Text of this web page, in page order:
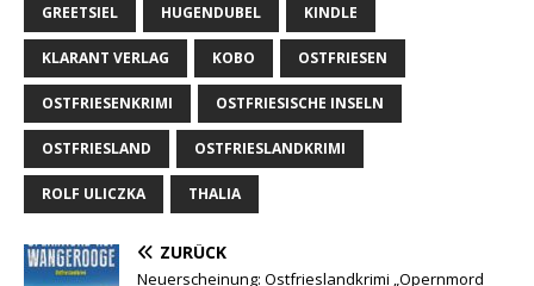
GREETSIEL HUGENDUBEL KINDLE
KLARANT VERLAG KOBO OSTFRIESEN
OSTFRIESENKRIMI OSTFRIESISCHE INSELN
OSTFRIESLAND OSTFRIESLANDKRIMI
ROLF ULICZKA THALIA
ZURÜCK
Neuerscheinung: Ostfrieslandkrimi „Opernmord